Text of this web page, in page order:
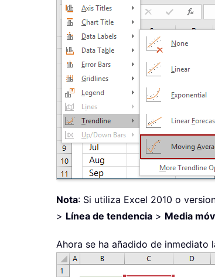
Nota: Si utiliza Excel 2010 o
> Línea de tendencia > Media
Ahora se ha añadido de inmediato